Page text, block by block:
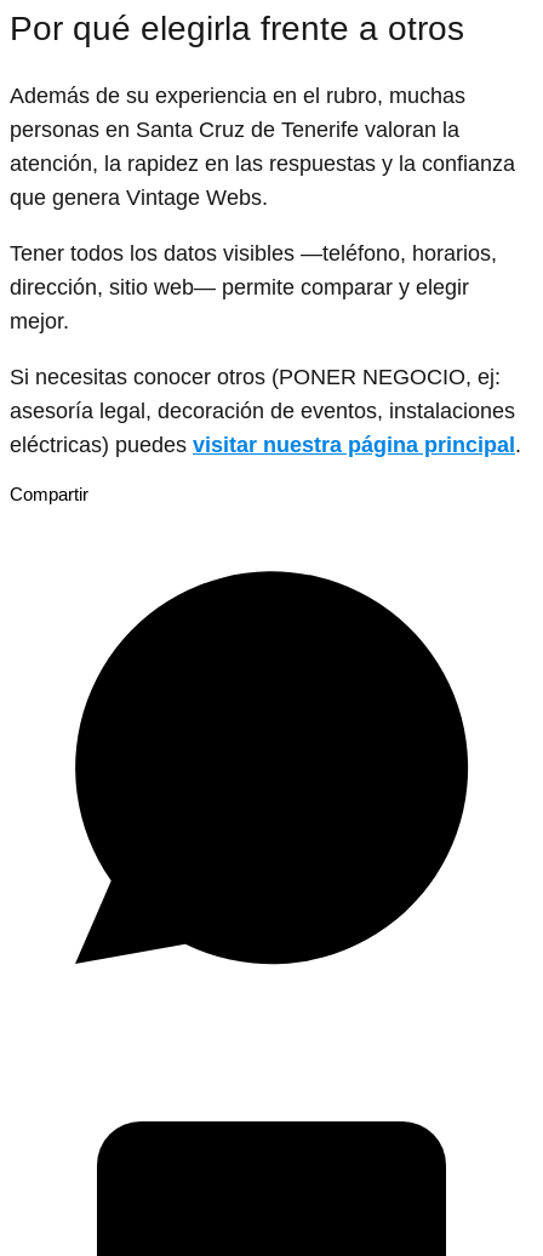
Por qué elegirla frente a otros
Además de su experiencia en el rubro, muchas
personas en Santa Cruz de Tenerife valoran la
atención, la rapidez en las respuestas y la confianza
que genera Vintage Webs.
Tener todos los datos visibles —teléfono, horarios,
dirección, sitio web— permite comparar y elegir
mejor.
Si necesitas conocer otros (PONER NEGOCIO, ej:
asesoría legal, decoración de eventos, instalaciones
eléctricas) puedes visitar nuestra página principal.
Compartir